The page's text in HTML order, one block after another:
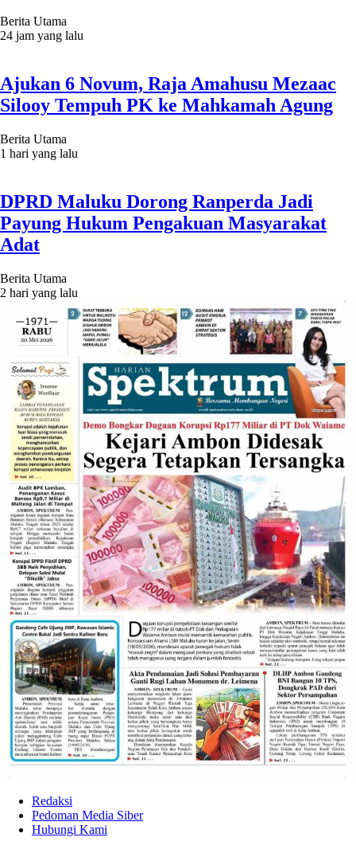
Berita Utama
24 jam yang lalu
Ajukan 6 Novum, Raja Amahusu Mezaac
Silooy Tempuh PK ke Mahkamah Agung
Berita Utama
1 hari yang lalu
DPRD Maluku Dorong Ranperda Jadi
Payung Hukum Pengakuan Masyarakat
Adat
Berita Utama
2 hari yang lalu
Redaksi
Pedoman Media Siber
Hubungi Kami